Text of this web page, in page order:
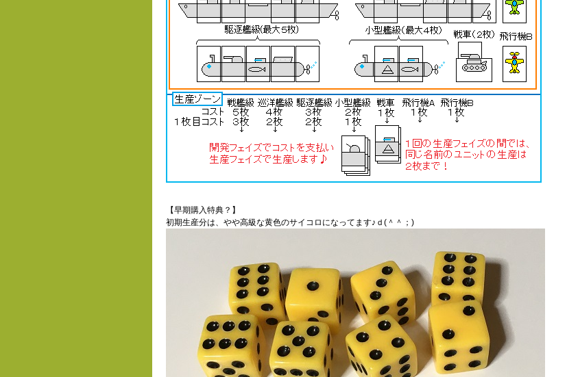
【早期購入特典？】
初期生産分は、やや高級な黄色のサイコロになってます♪ｄ(＾＾；)